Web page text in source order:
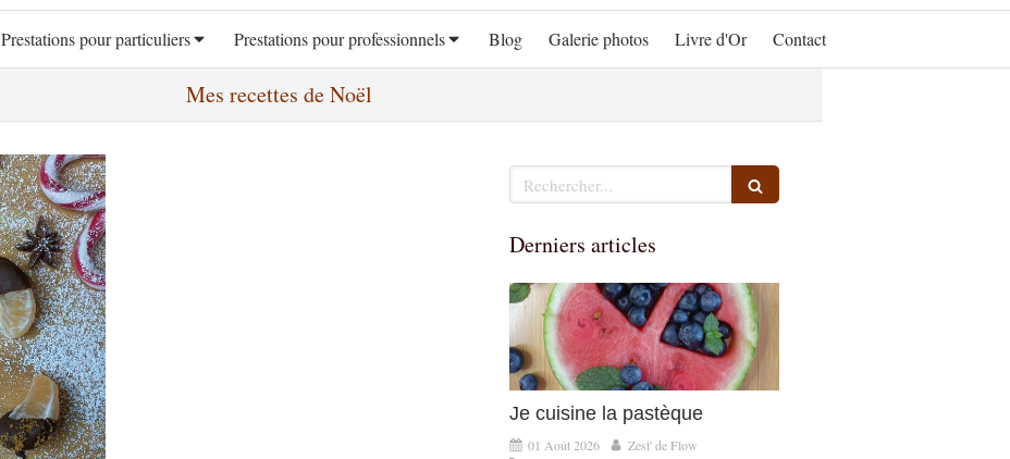
Prestations pour particuliers Prestations pour professionnels Blog Galerie photos Livre d'Or Contact
Mes recettes de Noël
Rechercher
Derniers articles
Je cuisine la pastèque
01 Août 2026
Zest' de Flow